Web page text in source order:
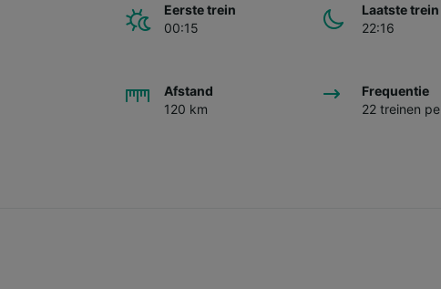
Eerste trein
00:15
Laatste trein
22:16
Afstand
120 km
Frequentie
22 treinen